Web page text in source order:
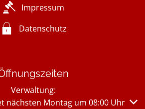
Impressum
Datenschutz
Verwaltung:
Öffnungs- oder Schließzeiten
nächsten Montag um 08:00 Uhr